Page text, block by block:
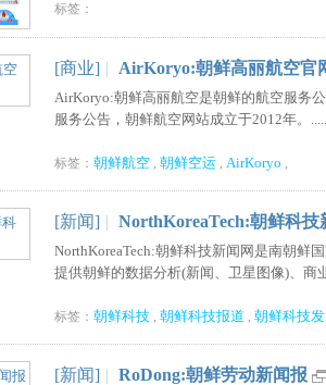
标签：
[商业] | AirKoryo:朝鲜高丽航空官
AirKoryo:朝鲜高丽航空是朝鲜的航空服务
服务公告，朝鲜航空网站成立于2012年。
标签： 朝鲜航空 , 朝鲜空运 , AirKoryo ,
[新闻] | NorthKoreaTech:朝鲜科技
NorthKoreaTech:朝鲜科技新闻网是南朝鲜
提供朝鲜的数据分析(新闻、卫星图像)、商
标签： 朝鲜科技 , 朝鲜科技报道 , 朝鲜科技
[新闻] | RoDong:朝鲜劳动新闻报